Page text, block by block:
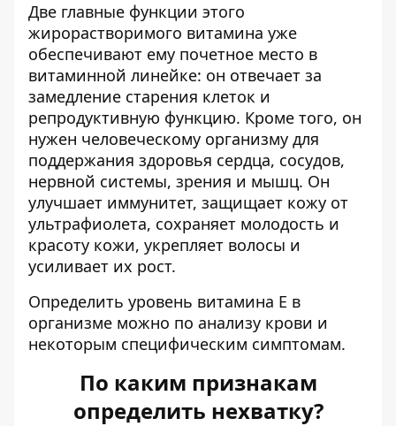
Две главные функции этого
жирорастворимого витамина уже
обеспечивают ему почетное место в
витаминной линейке: он отвечает за
замедление старения клеток и
репродуктивную функцию. Кроме того, он
нужен человеческому организму для
поддержания здоровья сердца, сосудов,
нервной системы, зрения и мышц. Он
улучшает иммунитет, защищает кожу от
ультрафиолета, сохраняет молодость и
красоту кожи, укрепляет волосы и
усиливает их рост.
Определить уровень витамина Е в
организме можно по анализу крови и
некоторым специфическим симптомам.
По каким признакам
определить нехватку?